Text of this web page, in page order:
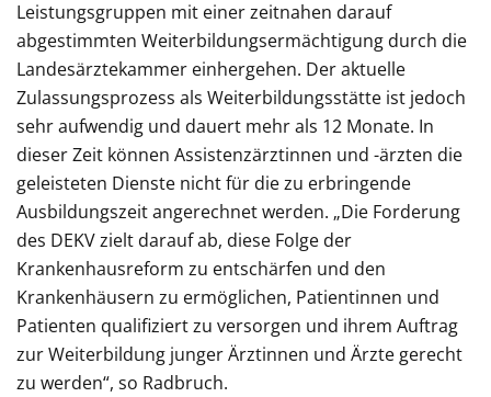
Leistungsgruppen mit einer zeitnahen darauf
abgestimmten Weiterbildungsermächtigung durch die
Landesärztekammer einhergehen. Der aktuelle
Zulassungsprozess als Weiterbildungsstätte ist jedoch
sehr aufwendig und dauert mehr als 12 Monate. In
dieser Zeit können Assistenzärztinnen und -ärzten die
geleisteten Dienste nicht für die zu erbringende
Ausbildungszeit angerechnet werden. „Die Forderung
des DEKV zielt darauf ab, diese Folge der
Krankenhausreform zu entschärfen und den
Krankenhäusern zu ermöglichen, Patientinnen und
Patienten qualifiziert zu versorgen und ihrem Auftrag
zur Weiterbildung junger Ärztinnen und Ärzte gerecht
zu werden“, so Radbruch.